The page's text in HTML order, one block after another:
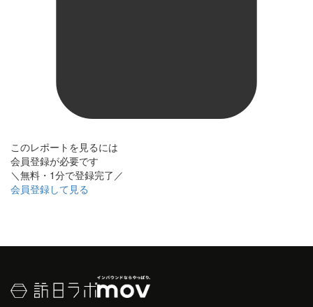
このレポートを見るには
会員登録が必要です
＼無料・1分で登録完了／
会員登録して見る